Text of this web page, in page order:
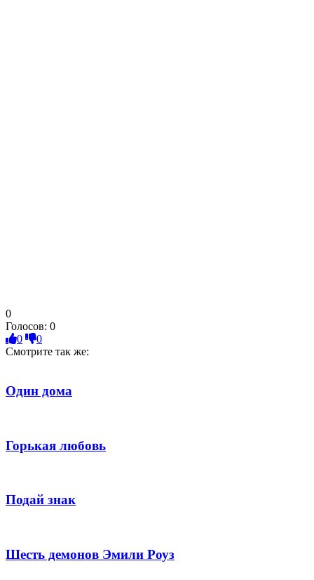
0
Голосов: 0
0
0
Смотрите так же:
Один дома
Горькая любовь
Подай знак
Шесть демонов Эмили Роуз